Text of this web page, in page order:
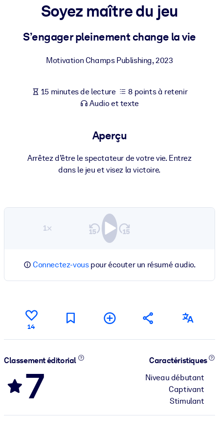
PAR SYSTÈME
Pour LMS/LXP
Intégrez des connaissances vérifiées et concises dans votre
Pour bibliothèques d'entreprise
Enrichissez votre bibliothèque d'entreprise avec des
Pour les systèmes d’IA
structurées pour améliorer les résultats.
Soyez maître du jeu
S’engager pleinement change la vie
Motivation Champs Publishing,2023
15 minutes de lecture
8 points à retenir
Audio et texte
Aperçu
Arrêtez d’être le spectateur de votre vie. Entrez
dans le jeu et visez la victoire.
1×
Connectez-vouspour écouter un résumé audio.
14
Classement éditorial
7
Caractéristiques
Niveau débutant
Captivant
Stimulant